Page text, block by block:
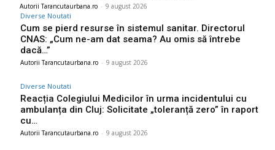
Autorii Tarancutaurbana.ro - 9 august 2026
Diverse Noutati
Cum se pierd resurse în sistemul sanitar. Directorul
CNAS: „Cum ne-am dat seama? Au omis să întrebe
dacă…”
Autorii Tarancutaurbana.ro - 9 august 2026
Diverse Noutati
Reacția Colegiului Medicilor în urma incidentului cu
ambulanța din Cluj: Solicitate „toleranță zero” în raport
cu…
Autorii Tarancutaurbana.ro - 9 august 2026